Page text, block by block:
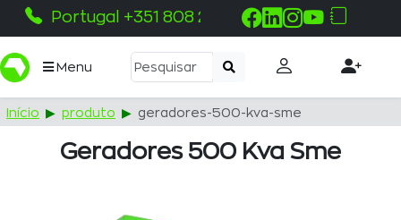
Portugal +351 808 215 115
Menu
Início produto geradores-500-kva-sme
Geradores 500 Kva Sme